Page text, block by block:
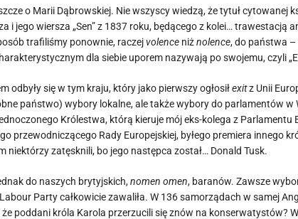
o Marii Dąbrowskiej. Nie wszyscy wiedzą, że tytuł cytowanej
i jego wiersza „Sen” z 1837 roku, będącego z kolei…
trafiliśmy ponownie, raczejvolence niżnolence, do państwa –
dla siebie uporem nazywają po swojemu, czyli
odbyły się w tym kraju, który jako pierwszy ogłosiłexitz Unii
państwo) wybory lokalne, ale także wybory do parlamentów
Królestwa, którą kieruje mój eks-kolega z Parlamentu
przewodniczącego Rady Europejskiej, byłego premiera innego
niektórzy zatęsknili, bo jego następca został… Donald Tusk.
do naszych brytyjskich,nomen omen, baranów. Zawsze
Party całkowicie zawaliła. W 136 samorządach w samej
że poddani króla Karola przerzucili się znów na konserwatystów?